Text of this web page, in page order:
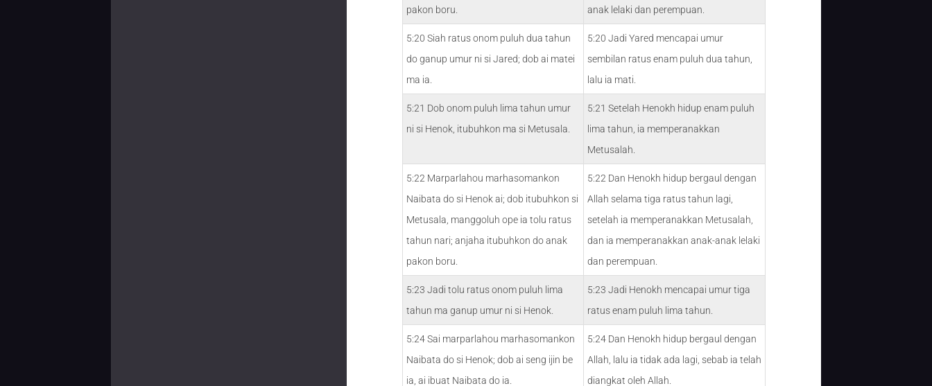
pakon boru.
anak lelaki dan perempuan.
5:20 Siah ratus onom puluh dua tahun
do ganup umur ni si Jared; dob ai matei
ma ia.
5:20 Jadi Yared mencapai umur
sembilan ratus enam puluh dua tahun,
lalu ia mati.
5:21 Dob onom puluh lima tahun umur
ni si Henok, itubuhkon ma si Metusala.
5:21 Setelah Henokh hidup enam puluh
lima tahun, ia memperanakkan
Metusalah.
5:22 Marparlahou marhasomankon
Naibata do si Henok ai; dob itubuhkon si
Metusala, manggoluh ope ia tolu ratus
tahun nari; anjaha itubuhkon do anak
pakon boru.
5:22 Dan Henokh hidup bergaul dengan
Allah selama tiga ratus tahun lagi,
setelah ia memperanakkan Metusalah,
dan ia memperanakkan anak-anak lelaki
dan perempuan.
5:23 Jadi tolu ratus onom puluh lima
tahun ma ganup umur ni si Henok.
5:23 Jadi Henokh mencapai umur tiga
ratus enam puluh lima tahun.
5:24 Sai marparlahou marhasomankon
Naibata do si Henok; dob ai seng ijin be
ia, ai ibuat Naibata do ia.
5:24 Dan Henokh hidup bergaul dengan
Allah, lalu ia tidak ada lagi, sebab ia telah
diangkat oleh Allah.